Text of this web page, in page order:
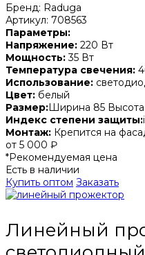
Бренд: Raduga
Артикул: 708563
Параметры:
Напряжение: 220 Вт
Мощность:35 Вт
Температура свечения:
Использование:
Цвет: белый
Размер:Ширина 85 Высота
Индекс степени защиты:
Монтаж: Крепится на
от 5 000 ₽
*Рекомендуемая цена
Есть в наличии
Купить оптом Заказать
Линейный